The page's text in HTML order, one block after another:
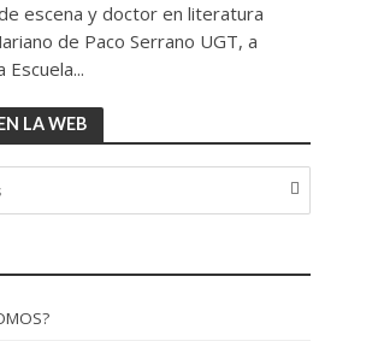
escena y doctor en literatura
de Paco Serrano UGT, a
LA WEB